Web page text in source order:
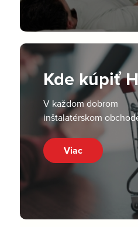
Kde kúpiť
V každom dobrom
inštalatérskom
Viac